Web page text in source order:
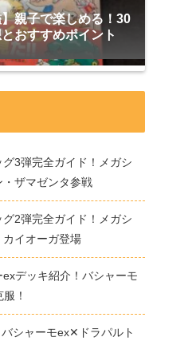
】親子で楽しめる！30
おすすめポイント
グ3弾完全ガイド！メガシ
ザマゼンタ参戦
グ2弾完全ガイド！メガシ
カイオーガ登場
exデッキ紹介！バシャーモ
！
バシャーモex✕ドラパルト